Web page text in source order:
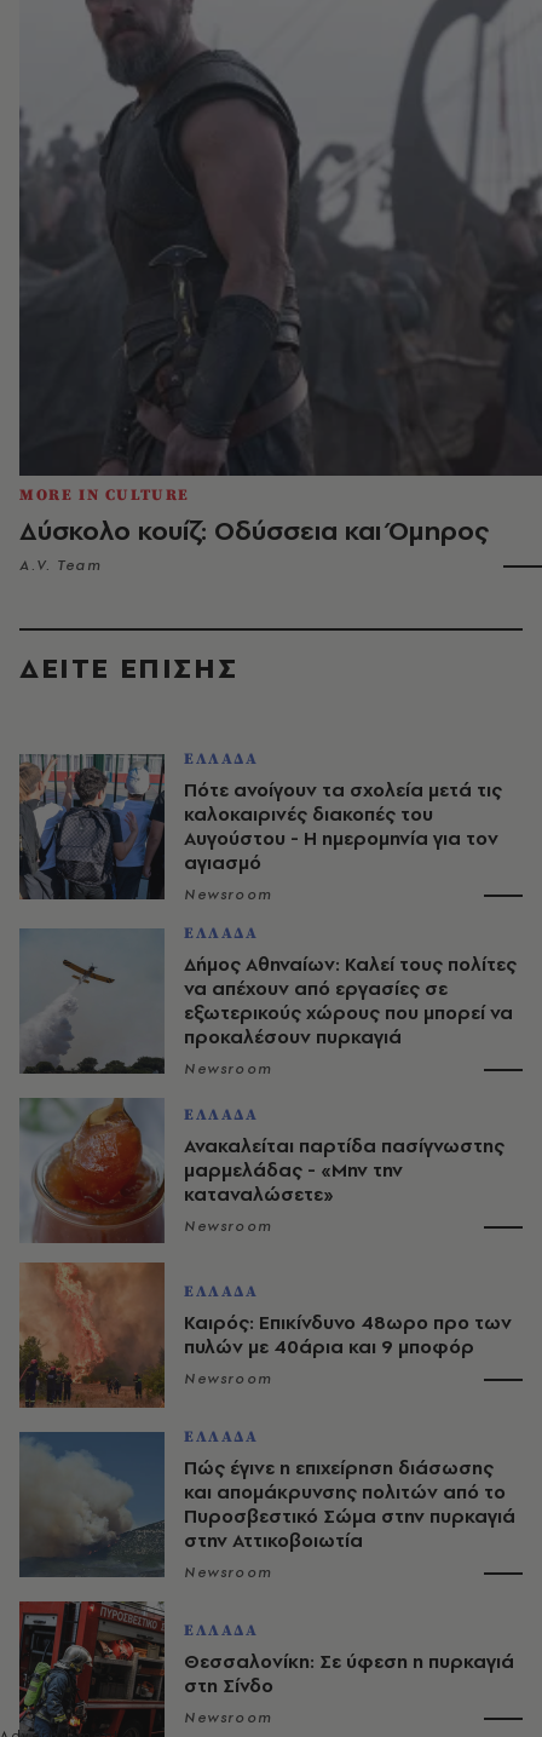
MORE IN CULTURE
Δύσκολο κουίζ: Οδύσσεια και Όμηρος
A.V. Team
ΔΕΙΤΕ ΕΠΙΣΗΣ
ΕΛΛΑΔΑ
Πότε ανοίγουν τα σχολεία μετά τις
καλοκαιρινές διακοπές του
Αυγούστου - Η ημερομηνία για τον
αγιασμό
Newsroom
ΕΛΛΑΔΑ
Δήμος Αθηναίων: Καλεί τους πολίτες
να απέχουν από εργασίες σε
εξωτερικούς χώρους που μπορεί να
προκαλέσουν πυρκαγιά
Newsroom
ΕΛΛΑΔΑ
Ανακαλείται παρτίδα πασίγνωστης
μαρμελάδας - «Μην την
καταναλώσετε»
Newsroom
ΕΛΛΑΔΑ
Καιρός: Επικίνδυνο 48ωρο προ των
πυλών με 40άρια και 9 μποφόρ
Newsroom
ΕΛΛΑΔΑ
Πώς έγινε η επιχείρηση διάσωσης
και απομάκρυνσης πολιτών από το
Πυροσβεστικό Σώμα στην πυρκαγιά
στην Αττικοβοιωτία
Newsroom
ΕΛΛΑΔΑ
Θεσσαλονίκη: Σε ύφεση η πυρκαγιά
στη Σίνδο
Newsroom